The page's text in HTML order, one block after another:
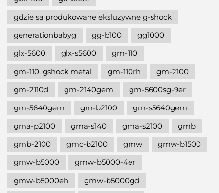
gdzie są produkowane eksluzywne g-shock
generationbabyg
gg-b100
gg1000
glx-5600
glx-s5600
gm-110
gm-110. gshock metal
gm-110rh
gm-2100
gm-2110d
gm-2140gem
gm-5600sg-9er
gm-5640gem
gm-b2100
gm-s5640gem
gma-p2100
gma-s140 gma-s2100
gmb
gmb-2100
gmc-b2100 gmw
gmw-b1500
gmw-b5000
gmw-b5000-4er
gmw-b5000eh
gmw-b5000gd